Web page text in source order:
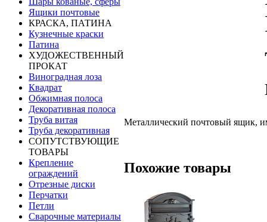
Ящики почтовые
КРАСКА, ПАТИНА
Кузнечные краски
Патина
ХУДОЖЕСТВЕННЫЙ
ПРОКАТ
Виноградная лоза
Квадрат
Обжимная полоса
Декоративная полоса
Труба витая
Труба декоративная
СОПУТСТВУЮЩИЕ
ТОВАРЫ
Крепление
ограждений
Отрезные диски
Перчатки
Петли
Сварочные материалы
Металлический почтовый ящик,
Похожие товары